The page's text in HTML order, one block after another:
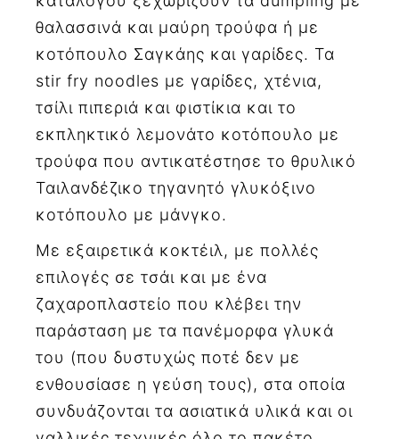
θαλασσινά και μαύρη τρούφα ή με
κοτόπουλο Σαγκάης και γαρίδες. Τα
stir fry noodles με γαρίδες, χτένια,
τσίλι πιπεριά και φιστίκια και το
εκπληκτικό λεμονάτο κοτόπουλο με
τρούφα που αντικατέστησε το θρυλικό
Ταιλανδέζικο τηγανητό γλυκόξινο
κοτόπουλο με μάνγκο.
Με εξαιρετικά κοκτέιλ, με πολλές
επιλογές σε τσάι και με ένα
ζαχαροπλαστείο που κλέβει την
παράσταση με τα πανέμορφα γλυκά
του (που δυστυχώς ποτέ δεν με
ενθουσίασε η γεύση τους), στα οποία
συνδυάζονται τα ασιατικά υλικά και οι